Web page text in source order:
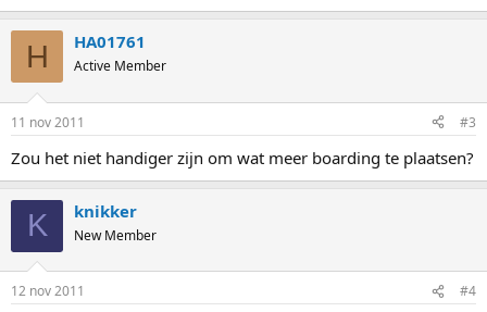
H HA01761
Active Member
11 nov 2011 #3
Zou het niet handiger zijn om wat meer boarding te plaatsen?
K knikker
New Member
12 nov 2011 #4